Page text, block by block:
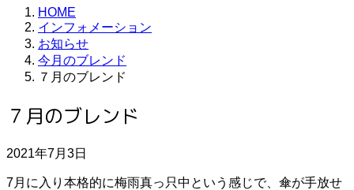
HOME
インフォメーション
お知らせ
今月のブレンド
７月のブレンド
７月のブレンド
2021年7月3日
7月に入り本格的に梅雨真っ只中という感じで、傘が手放せ